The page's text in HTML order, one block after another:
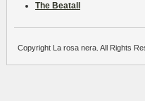
The Beatall
Copyright La rosa nera. All Rights